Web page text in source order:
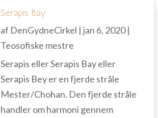
Serapis Bay
af DenGydneCirkel | jan 6, 2020|
Teosofiske mestre
Serapis eller Serapis Bay eller
Serapis Bey er en fjerde stråle
Mester/Chohan. Den fjerde stråle
handler om harmoni gennem